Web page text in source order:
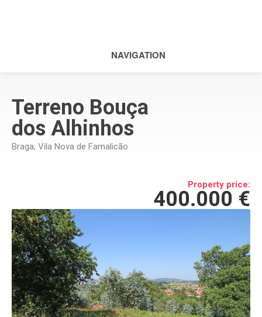
NAVIGATION
Terreno Bouça
dos Alhinhos
Braga, Vila Nova de Famalicão
Property price:
400.000 €